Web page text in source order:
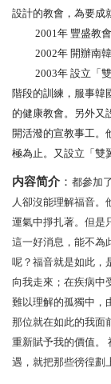
設計的教會，為要成
2001年 豐盛教
2002年 開辦南
2003年 設立「
階段的訓練，服事韓
的健康教會。另外又
開活潑的宣教事工。
極為止。又設立「雙
内容简介 ： 都參加
人卻沒能理解福音。
運氣中掙扎著。但是
這一好消息，能不為
呢？福音就是如此，
向我走來；在疾病中
難以理解的孤獨中，
那位就在如此的我面
重新賦予我的價值。
遇，就把那些徬徨劃